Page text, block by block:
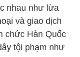
nhau như lừa
và giao dịch
chức Hàn Quốc
tội phạm như